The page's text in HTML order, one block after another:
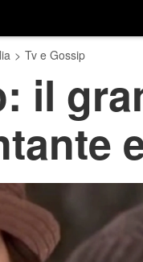
> Tv e Gossip
il